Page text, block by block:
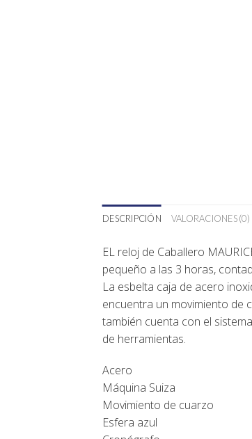
DESCRIPCIÓN VALORACIONES (0)
EL reloj de Caballero
pequeño a las 3 horas,
La esbelta caja de acero
encuentra un movimiento de
también cuenta con el
de herramientas.
Acero
Máquina Suiza
Movimiento de cuarzo
Esfera azul